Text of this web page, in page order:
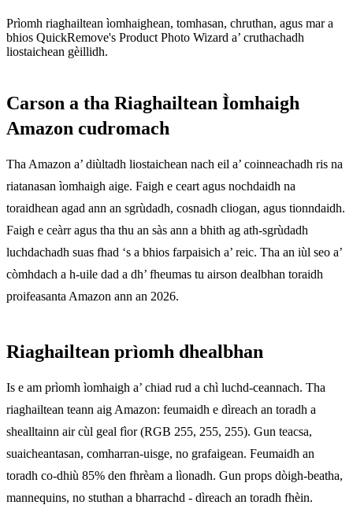
Prìomh riaghailtean ìomhaighean, tomhasan, chruthan, agus mar a
bhios QuickRemove's Product Photo Wizard a’ cruthachadh
liostaichean gèillidh.
Carson a tha Riaghailtean Ìomhaigh
Amazon cudromach
Tha Amazon a’ diùltadh liostaichean nach eil a’ coinneachadh ris na
riatanasan ìomhaigh aige. Faigh e ceart agus nochdaidh na
toraidhean agad ann an sgrùdadh, cosnadh cliogan, agus tionndaidh.
Faigh e ceàrr agus tha thu an sàs ann a bhith ag ath-sgrùdadh
luchdachadh suas fhad ‘s a bhios farpaisich a’ reic. Tha an iùl seo a’
còmhdach a h-uile dad a dh’ fheumas tu airson dealbhan toraidh
proifeasanta Amazon ann an 2026.
Riaghailtean prìomh dhealbhan
Is e am prìomh ìomhaigh a’ chiad rud a chì luchd-ceannach. Tha
riaghailtean teann aig Amazon: feumaidh e dìreach an toradh a
shealltainn air cùl geal fìor (RGB 255, 255, 255). Gun teacsa,
suaicheantasan, comharran-uisge, no grafaigean. Feumaidh an
toradh co-dhiù 85% den fhrèam a lìonadh. Gun props dòigh-beatha,
mannequins, no stuthan a bharrachd - dìreach an toradh fhèin.